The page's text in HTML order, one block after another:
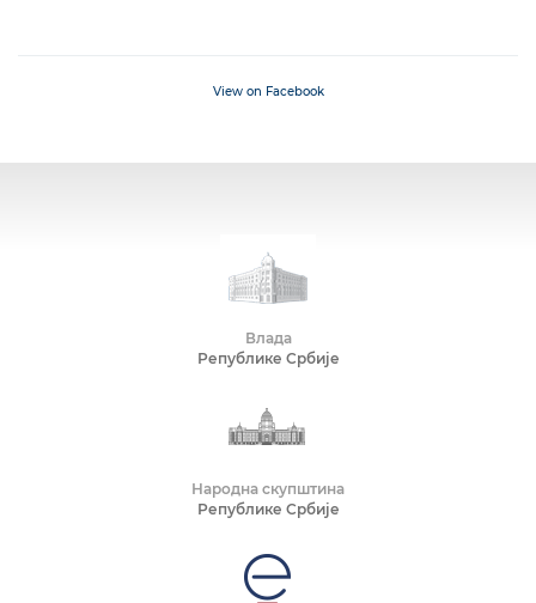
View on Facebook
Влада
Републике Србије
Народна скупштина
Републике Србије